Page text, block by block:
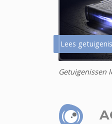
Lees
Getuigenissen